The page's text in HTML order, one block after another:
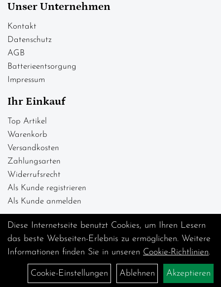
Unser Unternehmen
Kontakt
Datenschutz
AGB
Batterieentsorgung
Impressum
Ihr Einkauf
Top Artikel
Warenkorb
Versandkosten
Zahlungsarten
Widerrufsrecht
Als Kunde registrieren
Als Kunde anmelden
Diese Internetseite benutzt Cookies, um Ihren Lesern
das beste Webseiten-Erlebnis zu ermöglichen. Weitere
Informationen finden Sie in unseren Cookie-Richtlinien.
Cookie-Einstellungen Ablehnen Akzeptieren